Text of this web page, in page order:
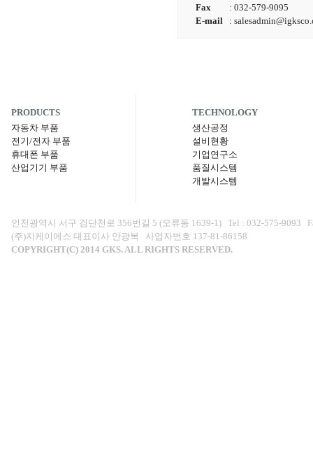
Fax
: 032-579-9095
E-mail
:
PRODUCTS
자동차 부품
전기/전자 부품
휴대폰 부품
산업기기 부품
TECHNOLOGY
생산공정
설비현황
기업연구소
품질시스템
개발시스템
인천광역시 서구 검단천로 356번길 5 (오류동 1639-1) Tel : 032-575-9093
(주)지케이에스 대표이사 안광복 사업자번호 137-81-86158
COPYRIGHT(C) 2014 GKS. ALL RIGHTS RESERVED.